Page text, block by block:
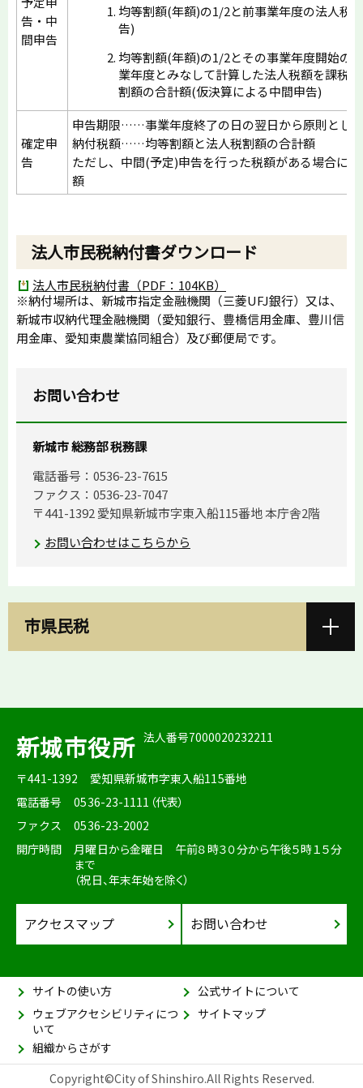
告・中
間申告
均等割額(年額)の1/2と前事業年度の法人税
告)
均等割額(年額)の1/2とその事業年度開始の
業年度とみなして計算した法人税額を課税
割額の合計額(仮決算による中間申告)
確定申
告
申告期限……事業年度終了の日の翌日から原則とし
納付税額……均等割額と法人税割額の合計額
ただし、中間(予定)申告を行った税額がある場合に
額
法人市民税納付書ダウンロード
法人市民税納付書（PDF：104KB）
※納付場所は、新城市指定金融機関（三菱UFJ銀行）又は、
新城市収納代理金融機関（愛知銀行、豊橋信用金庫、豊川信
用金庫、愛知東農業協同組合）及び郵便局です。
お問い合わせ
新城市 総務部 税務課
電話番号：0536-23-7615
ファクス：0536-23-7047
〒441-1392 愛知県新城市字東入船115番地 本庁舎2階
お問い合わせはこちらから
市県民税
新城市役所 法人番号7000020232211
〒441-1392
愛知県新城市字東入船115番地
電話番号
0536-23-1111（代表）
ファクス
0536-23-2002
開庁時間
月曜日から金曜日 午前８時３０分から午後５時１５分
まで
（祝日、年末年始を除く）
アクセスマップ お問い合わせ
サイトの使い方
公式サイトについて
ウェブアクセシビリティにつ
いて
サイトマップ
組織からさがす
Copyright©City of Shinshiro.All Rights Reserved.